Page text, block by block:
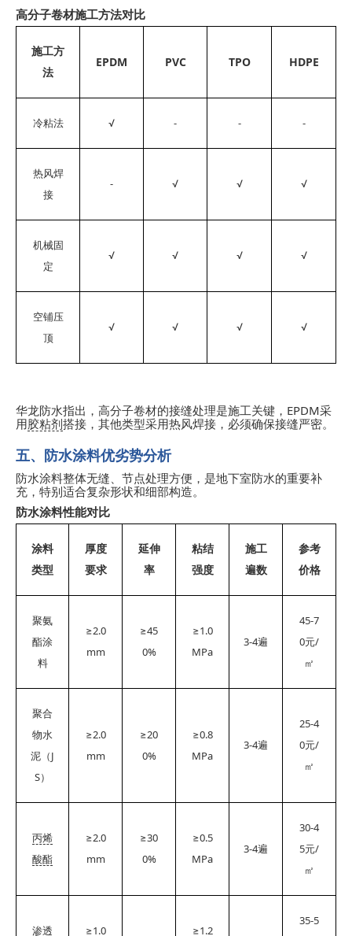
高分子卷材施工方法对比
施工方
法
EPDM PVC TPO HDPE
冷粘法 √ - - -
热风焊
接
- √ √ √
机械固
定
√ √ √ √
空铺压
顶
√ √ √ √
华龙防水指出，高分子卷材的接缝处理是施工关键， EPDM采
用胶粘剂搭接，其他类型采用热风焊接，必须确保接缝严密。
五、防水涂料优劣势分析
防水涂料整体无缝、节点处理方便，是地下室防水的重要补
充，特别适合复杂形状和细部构造。
防水涂料性能对比
涂料
类型
厚度
要求
延伸
率
粘结
强度
施工
遍数
参考
价格
聚氨
酯涂
料
≥2.0
mm
≥45
0%
≥1.0
MPa
3-4遍
45-7
0元/
㎡
聚合
物水
泥（ J
S）
≥2.0
mm
≥20
0%
≥0.8
MPa
3-4遍
25-4
0元/
㎡
丙烯
酸酯
≥2.0
mm
≥30
0%
≥0.5
MPa
3-4遍
30-4
5元/
㎡
渗透 ≥1.0 ≥1.2
35-5